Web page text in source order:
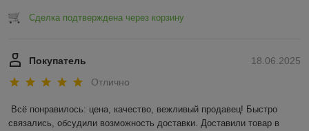
Сделка подтверждена через корзину
18.06.2025
Покупатель
Отлично
Всё понравилось: цена, качество, вежливый продавец! Быстро
связались, обсудили возможность доставки. Доставили товар в